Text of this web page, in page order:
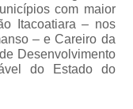
com maior
Itacoatiara – nos
– e Careiro da
Desenvolvimento
do Estado do